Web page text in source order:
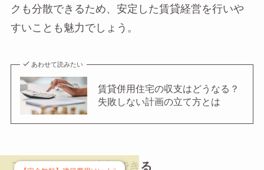
クも分散できるため、安定した賃貸経営を行いや
すいことも魅力でしょう。
あわせて読みたい
賃貸併用住宅の収支はどうなる？
失敗しない計画の立て方とは
アパートとして売却できる